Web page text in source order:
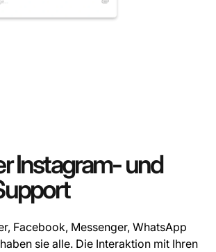
Instagram- und
Facebook, Messenger, WhatsApp
sie alle. Die Interaktion mit Ihren